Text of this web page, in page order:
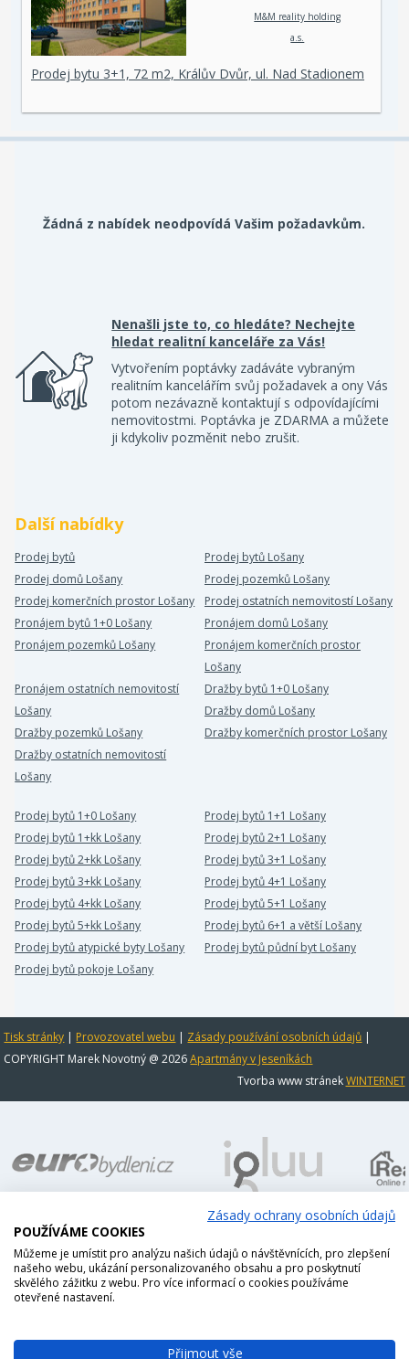
M&M reality holding
a.s.
Prodej bytu 3+1, 72 m2, Králův Dvůr, ul. Nad Stadionem
Žádná z nabídek neodpovídá Vašim požadavkům.
Nenašli jste to, co hledáte? Nechejte
hledat realitní kanceláře za Vás!
Vytvořením poptávky zadáváte vybraným
realitním kancelářím svůj požadavek a ony Vás
potom nezávazně kontaktují s odpovídajícími
nemovitostmi. Poptávka je ZDARMA a můžete
ji kdykoliv pozměnit nebo zrušit.
Další nabídky
Prodej bytů
Prodej bytů Lošany
Prodej domů Lošany
Prodej pozemků Lošany
Prodej komerčních prostor Lošany
Prodej ostatních nemovitostí Lošany
Pronájem bytů 1+0 Lošany
Pronájem domů Lošany
Pronájem pozemků Lošany
Pronájem komerčních prostor
Lošany
Pronájem ostatních nemovitostí
Lošany
Dražby bytů 1+0 Lošany
Dražby domů Lošany
Dražby pozemků Lošany
Dražby komerčních prostor Lošany
Dražby ostatních nemovitostí
Lošany
Prodej bytů 1+0 Lošany
Prodej bytů 1+1 Lošany
Prodej bytů 1+kk Lošany
Prodej bytů 2+1 Lošany
Prodej bytů 2+kk Lošany
Prodej bytů 3+1 Lošany
Prodej bytů 3+kk Lošany
Prodej bytů 4+1 Lošany
Prodej bytů 4+kk Lošany
Prodej bytů 5+1 Lošany
Prodej bytů 5+kk Lošany
Prodej bytů 6+1 a větší Lošany
Prodej bytů atypické byty Lošany
Prodej bytů půdní byt Lošany
Prodej bytů pokoje Lošany
Tisk stránky | Provozovatel webu | Zásady používání osobních údajů |
COPYRIGHT Marek Novotný @ 2026Apartmány v Jeseníkách
Tvorba www stránekWINTERNET
Zásady ochrany osobních údajů
POUŽÍVÁME COOKIES
Můžeme je umístit pro analýzu našich údajů o návštěvnících, pro zlepšení
našeho webu, ukázání personalizovaného obsahu a pro poskytnutí
skvělého zážitku z webu. Pro více informací o cookies používáme
otevřené nastavení.
Přijmout vše